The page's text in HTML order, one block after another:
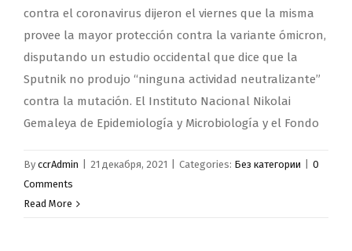
contra el coronavirus dijeron el viernes que la misma
provee la mayor protección contra la variante ómicron,
disputando un estudio occidental que dice que la
Sputnik no produjo “ninguna actividad neutralizante”
contra la mutación. El Instituto Nacional Nikolai
Gemaleya de Epidemiología y Microbiología y el Fondo
By ccrAdmin 21 декабря, 2021 Categories: Без категории
0
Comments
Read More